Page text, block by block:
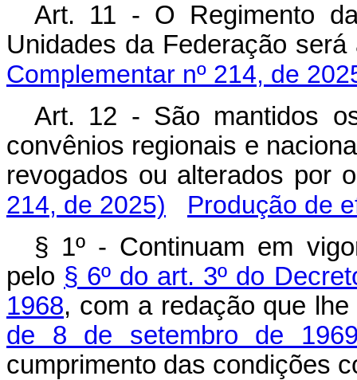
Art. 11 - O Regimento
Unidades da Federação
Complementar nº 214, de
Art. 12 - São mantidos
convênios regionais e
revogados ou alterados
214, de 2025)
Produção de
§ 1º - Continuam em
pelo § 6º do art. 3º do
1968, com a redação que
de 8 de setembro de
cumprimento das condições